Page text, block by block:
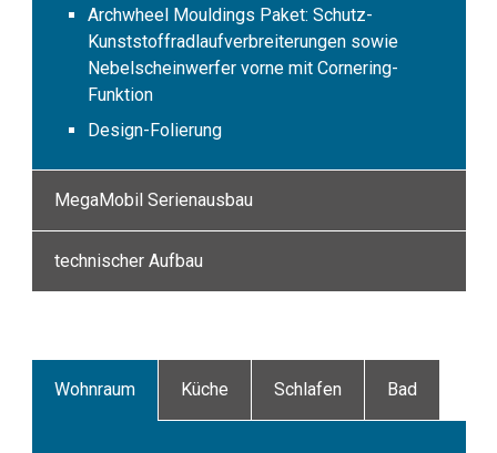
Archwheel Mouldings Paket: Schutz-
Kunststoffradlaufverbreiterungen sowie
Nebelscheinwerfer vorne mit Cornering-
Funktion
Design-Folierung
MegaMobil Serienausbau
technischer Aufbau
Wohnraum Küche Schlafen Bad